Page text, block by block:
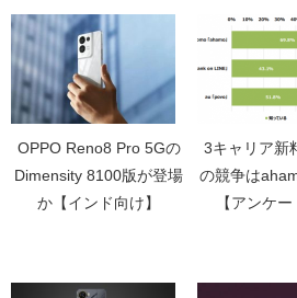
OPPO Reno8 Pro 5Gの
Dimensity 8100版が登場
か【インド向け】
3キャリア新
の競争は
【アンケー